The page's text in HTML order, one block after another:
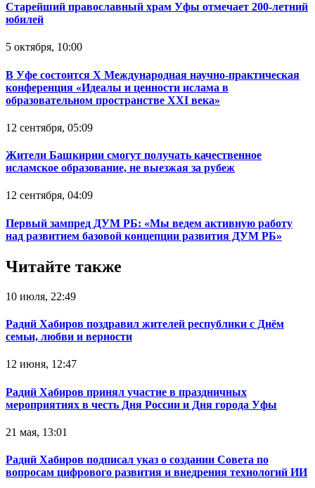
Старейший православный храм Уфы отмечает 200-летний
юбилей
5 октября, 10:00
В Уфе состоится Х Международная научно-практическая
конференция «Идеалы и ценности ислама в
образовательном пространстве XXI века»
12 сентября, 05:09
Жители Башкирии смогут получать качественное
исламское образование, не выезжая за рубеж
12 сентября, 04:09
Первый зампред ДУМ РБ: «Мы ведем активную работу
над развитием базовой концепции развития ДУМ РБ»
Читайте также
10 июля, 22:49
Радий Хабиров поздравил жителей республики с Днём
семьи, любви и верности
12 июня, 12:47
Радий Хабиров принял участие в праздничных
мероприятиях в честь Дня России и Дня города Уфы
21 мая, 13:01
Радий Хабиров подписал указ о создании Совета по
вопросам цифрового развития и внедрения технологий ИИ